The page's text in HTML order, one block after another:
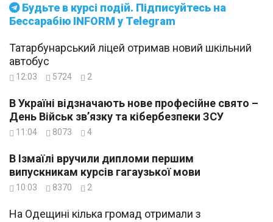
Будьте в курсі подій. Підписуйтесь на
Бессарабію INFORM у Telegram
Татарбунарський ліцей отримав новий шкільний
автобус
12:03 5724 2
В Україні відзначають нове професійне свято –
День Військ зв’язку та кібербезпеки ЗСУ
11:04 8073 4
В Ізмаїлі вручили дипломи першим
випускникам курсів гагаузької мови
10:03 8370 2
На Одещині кілька громад отримали з